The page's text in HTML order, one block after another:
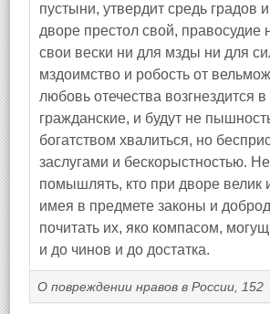
пустыни, утвердит средь градов
дворе престол свой, правосудие
свои вески ни для мзды ни для
мздоимство и робость от
любовь отечества возгнездится
гражданские, и будут не
богатством хвалиться, но
заслугами и бескорыстностью.
помышлять, кто при дворе велик
имея в предмете законы и
почитать их, яко компасом,
и до чинов и до достатка.
О повреждении нравов в России, 152